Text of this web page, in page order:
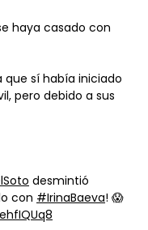
haya casado con
que sí había iniciado
pero debido a sus
desmintió
con #IrinaBaeva! 😱